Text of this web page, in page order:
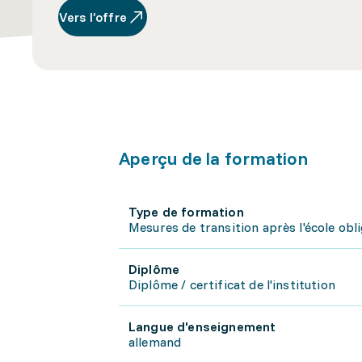
Vers l’offre
Aperçu de la formation
Type de formation
Mesures de transition après l'école
Diplôme
Diplôme / certificat de l'institution
Langue d'enseignement
allemand